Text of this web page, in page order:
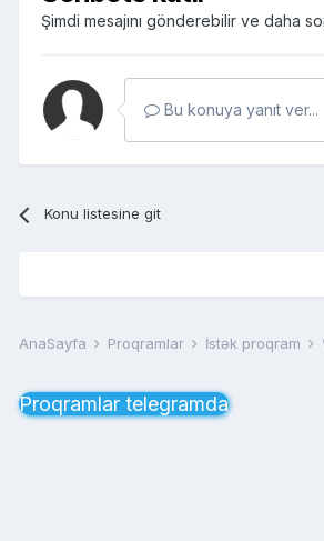
Şimdi mesajını gönderebilir ve daha
Bu konuya yanıt ver...
Konu listesine git
AnaSayfa Proqramlar İstək proqram
Proqramlar telegramda